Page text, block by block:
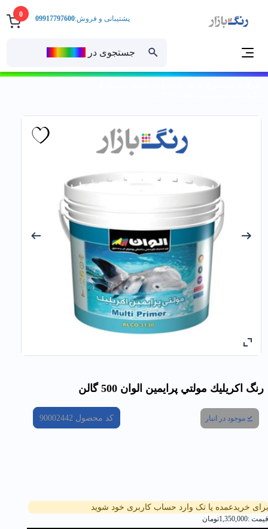
0
جستجوی در
پشتیبانی و فروش:09917797600
رنگ اكريليك مولتي پرايمين الوان 500 گالن
موجود در انبار کد محصول 90002442
برای خریدعمده یا تک وارد حساب کاربری خود شوید
قیمت :1,350,000تومان